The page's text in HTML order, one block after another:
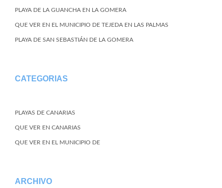
PLAYA DE LA GUANCHA EN LA GOMERA
QUE VER EN EL MUNICIPIO DE TEJEDA EN LAS PALMAS
PLAYA DE SAN SEBASTIÁN DE LA GOMERA
CATEGORIAS
PLAYAS DE CANARIAS
QUE VER EN CANARIAS
QUE VER EN EL MUNICIPIO DE
ARCHIVO